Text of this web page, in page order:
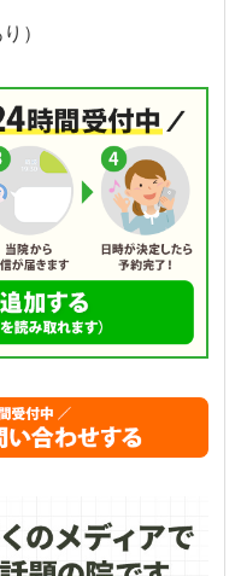
）